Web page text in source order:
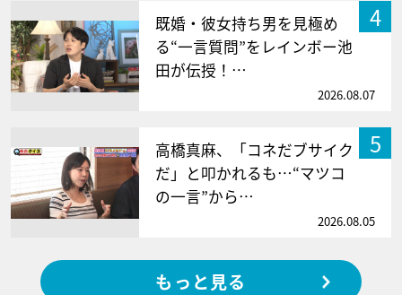
4
既婚・彼女持ち男を見極め
る“一言質問”をレインボー池
田が伝授！…
2026.08.07
5
高橋真麻、「コネだブサイク
だ」と叩かれるも…“マツコ
の一言”から…
2026.08.05
もっと見る